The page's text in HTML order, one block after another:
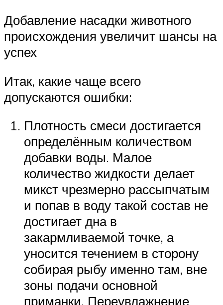
Добавление насадки животного
происхождения увеличит шансы на
успех
Итак, какие чаще всего
допускаются ошибки:
Плотность смеси достигается
определённым количеством
добавки воды. Малое
количество жидкости делает
микст чрезмерно рассыпчатым
и попав в воду такой состав не
достигает дна в
закармливаемой точке, а
уносится течением в сторону
собирая рыбу именно там, вне
зоны подачи основной
приманки. Переувлажнение